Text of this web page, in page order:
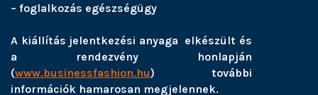
– foglalkozás egészségügy
A kiállítás jelentkezési anyaga elkészült és
a rendezvény honlapján
(www.businessfashion.hu) további
információk hamarosan megjelennek.